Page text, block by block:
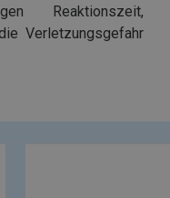
Reaktionszeit,
Verletzungsgefahr